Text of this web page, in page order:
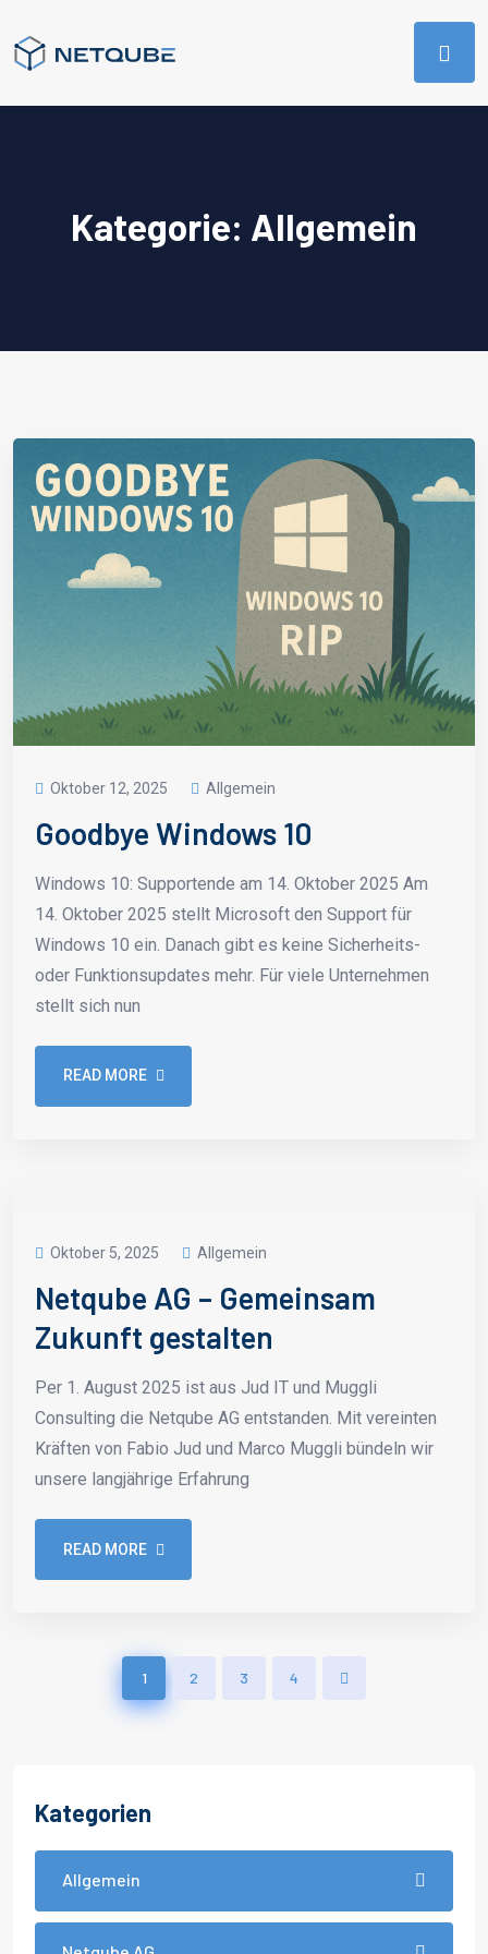
Kategorie: Allgemein
Oktober 12, 2025 Allgemein
Goodbye Windows 10
Windows 10: Supportende am 14. Oktober 2025 Am
14. Oktober 2025 stellt Microsoft den Support für
Windows 10 ein. Danach gibt es keine Sicherheits-
oder Funktionsupdates mehr. Für viele Unternehmen
stellt sich nun
READ MORE
Oktober 5, 2025 Allgemein
Netqube AG – Gemeinsam
Zukunft gestalten
Per 1. August 2025 ist aus Jud IT und Muggli
Consulting die Netqube AG entstanden. Mit vereinten
Kräften von Fabio Jud und Marco Muggli bündeln wir
unsere langjährige Erfahrung
READ MORE
1 2 3 4
Kategorien
Allgemein